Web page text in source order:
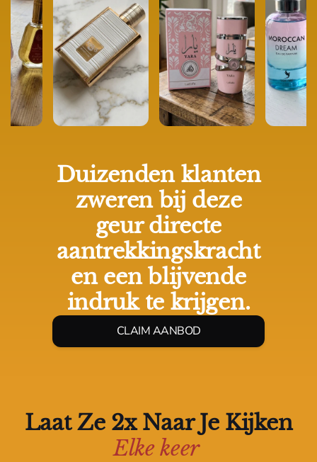
Hartnoten:lelietje-van-dalen, oranjebloesem
Basisnoten:amber, cederhout, witte muskus
Type:
Eau de Parfum
Inhoud:50 ml
Geschikt voor:Dames
Duizenden klanten
zweren bij deze
geur directe
aantrekkingskracht
en een blijvende
indruk te krijgen.
CLAIM AANBOD
Laat Ze 2x Naar Je Kijken
Elke keer